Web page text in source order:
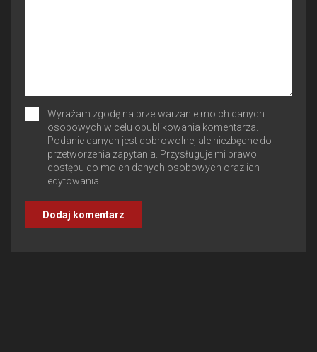
Wyrażam zgodę na przetwarzanie moich danych
osobowych w celu opublikowania komentarza.
Podanie danych jest dobrowolne, ale niezbędne do
przetworzenia zapytania. Przysługuje mi prawo
dostępu do moich danych osobowych oraz ich
edytowania.